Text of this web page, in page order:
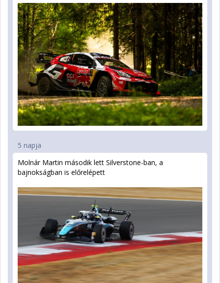
5 napja
Molnár Martin második lett Silverstone-ban, a
bajnokságban is előrelépett